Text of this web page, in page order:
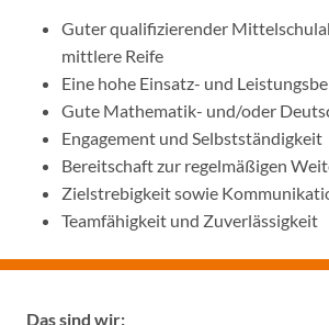
Guter qualifizierender
mittlere Reife
Eine hohe Einsatz- und
Gute Mathematik- und/oder
Engagement und Selbstständigkeit
Bereitschaft zur regelmäßigen
Zielstrebigkeit sowie
Teamfähigkeit und Zuverlässigkeit
Das sind wir: